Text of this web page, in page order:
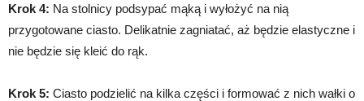
Krok 4: Na stolnicy podsypać mąką i wyłożyć na nią
przygotowane ciasto. Delikatnie zagniatać, aż będzie elastyczne i
nie będzie się kleić do rąk.
Krok 5: Ciasto podzielić na kilka części i formować z nich wałki o